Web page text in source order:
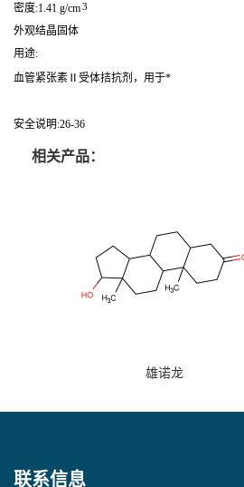
密度:1.41 g/cm3
外观结晶固体
用途:
血管紧张素Ⅱ受体拮抗剂，用于*
安全说明:26-36
相关产品：
雄诺龙
联系信息